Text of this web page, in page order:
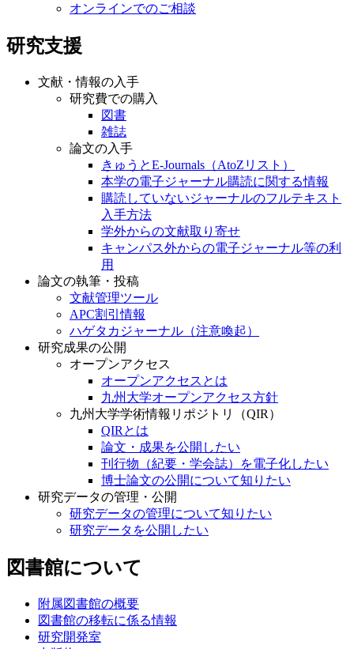
オンラインでのご相談
研究支援
文献・情報の入手
研究費での購入
図書
雑誌
論文の入手
きゅうとE-Journals（AtoZリスト）
本学の電子ジャーナル購読に関する情報
購読していないジャーナルのフルテキスト
入手方法
学外からの文献取り寄せ
キャンパス外からの電子ジャーナル等の利
用
論文の執筆・投稿
文献管理ツール
APC割引情報
ハゲタカジャーナル（注意喚起）
研究成果の公開
オープンアクセス
オープンアクセスとは
九州大学オープンアクセス方針
九州大学学術情報リポジトリ（QIR）
QIRとは
論文・成果を公開したい
刊行物（紀要・学会誌）を電子化したい
博士論文の公開について知りたい
研究データの管理・公開
研究データの管理について知りたい
研究データを公開したい
図書館について
附属図書館の概要
図書館の移転に係る情報
研究開発室